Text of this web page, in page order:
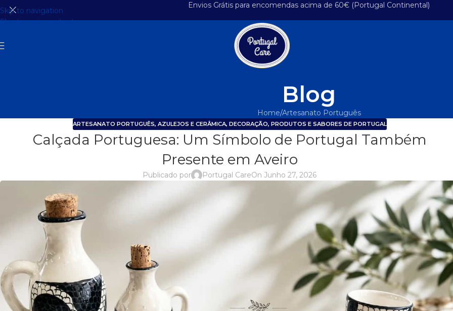
Skip to navigation
Skip to main content
Envios Grátis para encomendas acima de 60€ (Portugal Continental)
Blog
Home Artesanato Português
ARTESANATO PORTUGUÊS, AZULEJOS E CERÂMICA, DECORAÇÃO, PRODUTOS E SABORES DE PORTUGAL
Calçada Portuguesa: Um Símbolo de Portugal Também
Presente em Aveiro
Publicado por Portugal CareOn Junho 27, 2026